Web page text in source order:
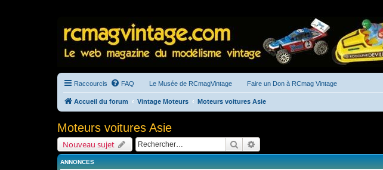
Raccourcis FAQ Le Musée de RCmagVintage Faire un Don à RCmag Vintage
Accueil du forum Vintage Moteurs Moteurs voitures Asie
Moteurs voitures Asie
Nouveau sujet Rechercher
ANNONCES